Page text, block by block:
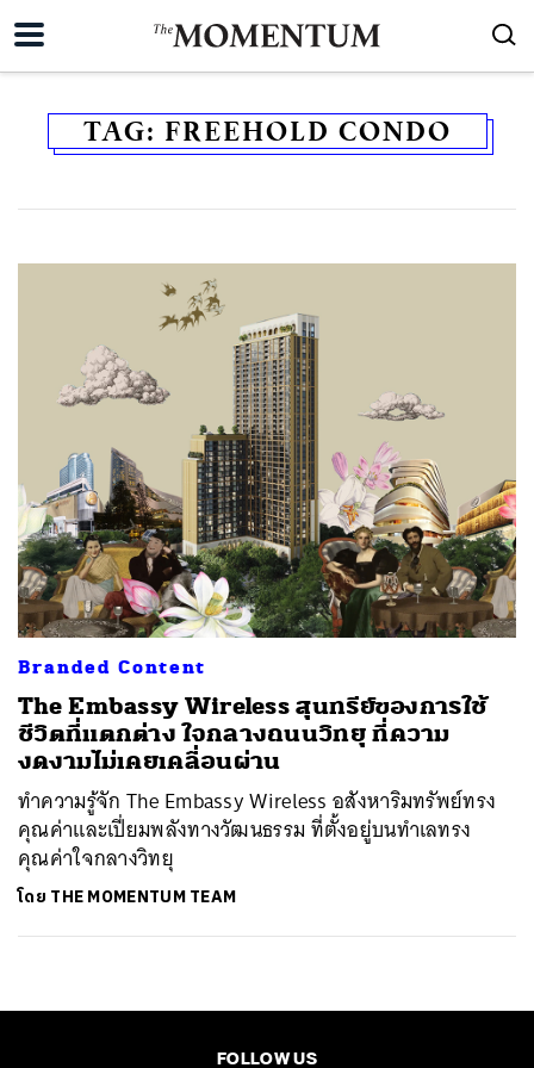
TAG: FREEHOLD CONDO
Branded Content
The Embassy Wireless สุนทรีย์ของการใช้
ชีวิตที่แตกต่าง ใจกลางถนนวิทยุ ที่ความ
งดงามไม่เคยเคลื่อนผ่าน
ทำความรู้จัก The Embassy Wireless อสังหาริมทรัพย์ทรง
คุณค่าและเปี่ยมพลังทางวัฒนธรรม ที่ตั้งอยู่บนทำเลทรง
คุณค่าใจกลางวิทยุ
โดย THE MOMENTUM TEAM
FOLLOW US
ค้นหา
SHARE TWEET LINE EMAIL